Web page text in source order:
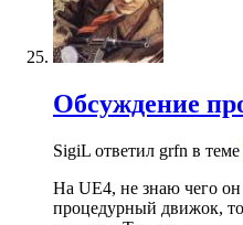
Обсуждение
SigiL ответил grfn в теме
На UE4, не знаю чего он
процедурный движок,